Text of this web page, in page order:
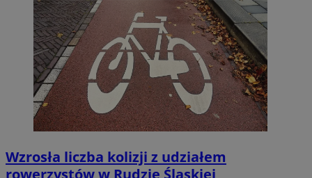
Wzrosła liczba kolizji z udziałem